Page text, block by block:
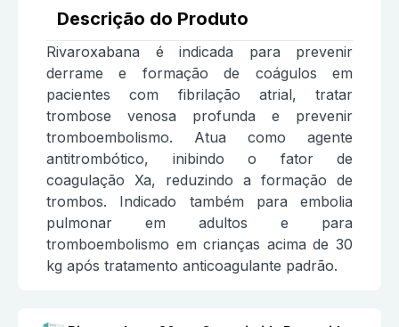
Descrição do Produto
Rivaroxabana é indicada para prevenir
derrame e formação de coágulos em
pacientes com fibrilação atrial, tratar
trombose venosa profunda e prevenir
tromboembolismo. Atua como agente
antitrombótico, inibindo o fator de
coagulação Xa, reduzindo a formação de
trombos. Indicado também para embolia
pulmonar em adultos e para
tromboembolismo em crianças acima de 30
kg após tratamento anticoagulante padrão.